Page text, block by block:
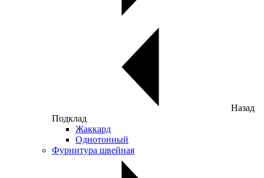
Назад
Подклад
Жаккард
Однотонный
Фурнитура швейная